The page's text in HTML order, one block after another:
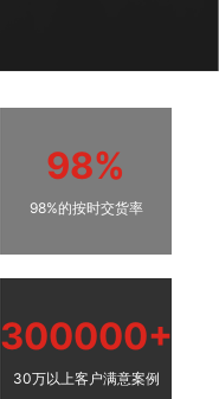
98%
98%的按时交货率
300000+
30万以上客户满意案例